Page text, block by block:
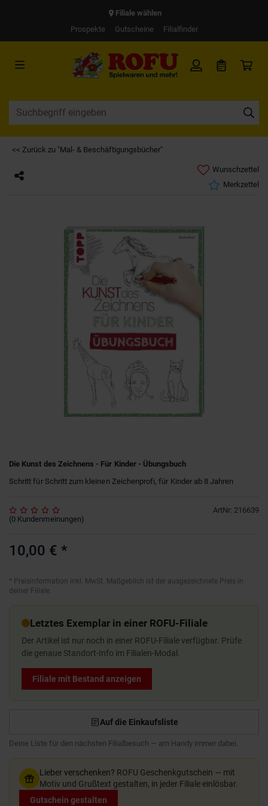
Filiale wählen
Prospekte
Gutscheine Filialfinder
<< Zurück zu "Mal- & Beschäftigungsbücher"
Wunschzettel
Merkzettel
Die Kunst des Zeichnens - Für Kinder - Übungsbuch
Schritt für Schritt zum kleinen Zeichenprofi, für Kinder ab 8 Jahren
ArtNr: 216639
(0 Kundenmeinungen)
10,00 € *
* Preisinformation inkl. MwSt. Maßgeblich ist der ausgezeichnete Preis in
deiner Filiale.
Letztes Exemplar in einer ROFU-Filiale
Der Artikel ist nur noch in einer ROFU-Filiale verfügbar. Prüfe
die genaue Standort-Info im Filialen-Modal.
Filiale mit Bestand anzeigen
Auf die Einkaufsliste
Deine Liste für den nächsten Filialbesuch — am Handy immer dabei.
Lieber verschenken? ROFU Geschenkgutschein — mit
Motiv und Grußtext gestalten, in jeder Filiale einlösbar.
Gutschein gestalten